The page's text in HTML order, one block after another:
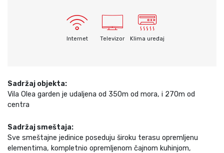
Internet Televizor Klima uređaj
Sadržaj objekta:
Vila Olea garden je udaljena od 350m od mora, i 270m od
centra
Sadržaj smeštaja:
Sve smeštajne jedinice poseduju široku terasu opremljenu
elementima, kompletnio opremljenom čajnom kuhinjom,